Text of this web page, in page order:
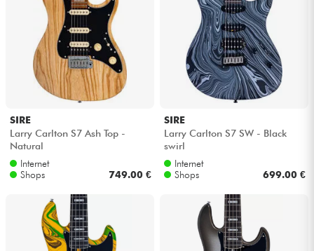
SIRE
Larry Carlton S7 Ash Top -
Natural
Internet
Shops
749.00 €
SIRE
Larry Carlton S7 SW - Black
swirl
Internet
Shops
699.00 €